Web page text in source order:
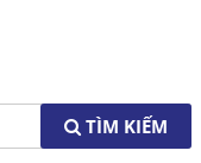
TÌM KIẾM